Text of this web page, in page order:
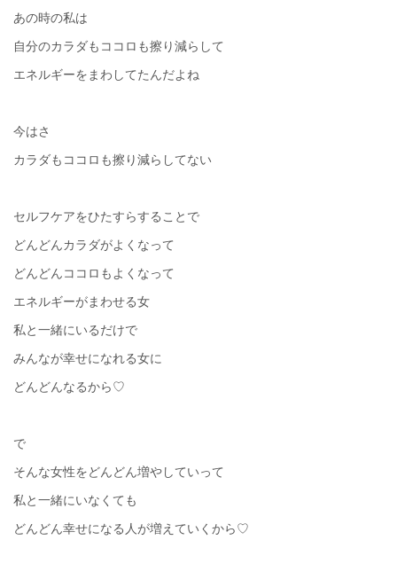
あの時の私は
自分のカラダもココロも擦り減らして
エネルギーをまわしてたんだよね
今はさ
カラダもココロも擦り減らしてない
セルフケアをひたすらすることで
どんどんカラダがよくなって
どんどんココロもよくなって
エネルギーがまわせる女
私と一緒にいるだけで
みんなが幸せになれる女に
どんどんなるから♡
で
そんな女性をどんどん増やしていって
私と一緒にいなくても
どんどん幸せになる人が増えていくから♡